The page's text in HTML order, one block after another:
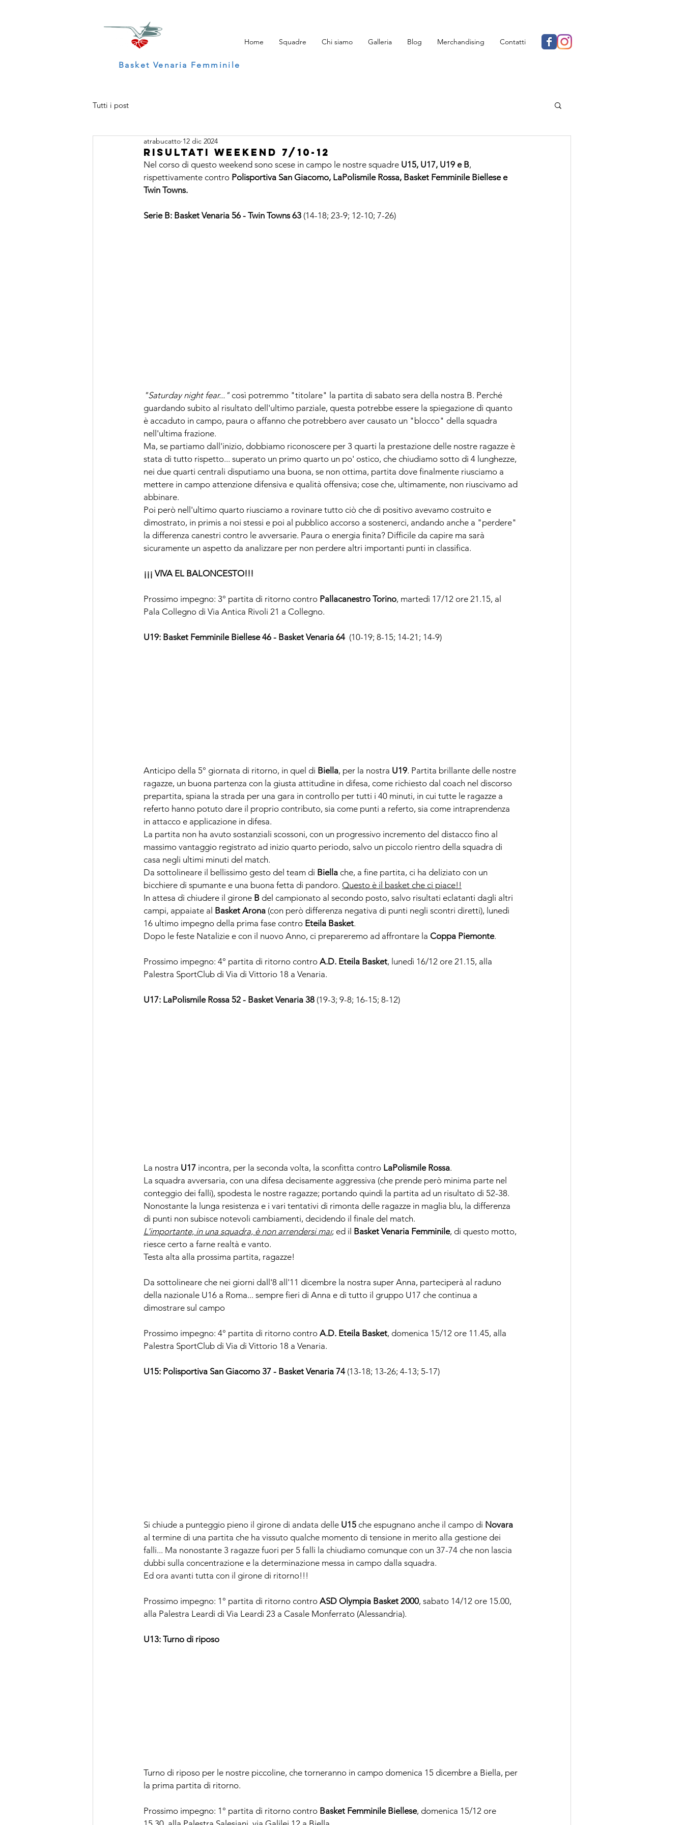
Home Squadre Chi siamo Galleria Blog Merchandising Contatti
Basket Venaria Femminile
Tutti i post
Risultati Weekend 7/10-12
atrabucatto 12 dic 2024
Nel corso di questo weekend sono scese in campo le nostre squadre U15, U17, U19 e B,
rispettivamente contro Polisportiva San Giacomo, LaPolismile Rossa, Basket Femminile Biellese e
Twin Towns.
Serie B: Basket Venaria 56 - Twin Towns 63 (14-18; 23-9; 12-10; 7-26)
"Saturday night fear..." così potremmo "titolare" la partita di sabato sera della nostra B. Perché
guardando subito al risultato dell'ultimo parziale, questa potrebbe essere la spiegazione di quanto
è accaduto in campo, paura o affanno che potrebbero aver causato un "blocco" della squadra
nell'ultima frazione.
Ma, se partiamo dall'inizio, dobbiamo riconoscere per 3 quarti la prestazione delle nostre ragazze è
stata di tutto rispetto... superato un primo quarto un po' ostico, che chiudiamo sotto di 4 lunghezze,
nei due quarti centrali disputiamo una buona, se non ottima, partita dove finalmente riusciamo a
mettere in campo attenzione difensiva e qualità offensiva; cose che, ultimamente, non riuscivamo ad
abbinare.
Poi però nell'ultimo quarto riusciamo a rovinare tutto ciò che di positivo avevamo costruito e
dimostrato, in primis a noi stessi e poi al pubblico accorso a sostenerci, andando anche a "perdere"
la differenza canestri contro le avversarie. Paura o energia finita? Difficile da capire ma sarà
sicuramente un aspetto da analizzare per non perdere altri importanti punti in classifica.
¡¡¡ VIVA EL BALONCESTO!!!
Prossimo impegno: 3° partita di ritorno contro Pallacanestro Torino, martedì 17/12 ore 21.15, al
Pala Collegno di Via Antica Rivoli 21 a Collegno.
U19: Basket Femminile Biellese 46 - Basket Venaria 64 (10-19; 8-15; 14-21; 14-9)
Anticipo della 5° giornata di ritorno, in quel di Biella, per la nostra U19. Partita brillante delle nostre
ragazze, un buona partenza con la giusta attitudine in difesa, come richiesto dal coach nel discorso
prepartita, spiana la strada per una gara in controllo per tutti i 40 minuti, in cui tutte le ragazze a
referto hanno potuto dare il proprio contributo, sia come punti a referto, sia come intraprendenza
in attacco e applicazione in difesa.
La partita non ha avuto sostanziali scossoni, con un progressivo incremento del distacco fino al
massimo vantaggio registrato ad inizio quarto periodo, salvo un piccolo rientro della squadra di
casa negli ultimi minuti del match.
Da sottolineare il bellissimo gesto del team di Biella che, a fine partita, ci ha deliziato con un
bicchiere di spumante e una buona fetta di pandoro. Questo è il basket che ci piace!!
In attesa di chiudere il girone B del campionato al secondo posto, salvo risultati eclatanti dagli altri
campi, appaiate al Basket Arona (con però differenza negativa di punti negli scontri diretti), lunedì
16 ultimo impegno della prima fase contro Eteila Basket.
Dopo le feste Natalizie e con il nuovo Anno, ci prepareremo ad affrontare la Coppa Piemonte.
Prossimo impegno: 4° partita di ritorno contro A.D. Eteila Basket, lunedì 16/12 ore 21.15, alla
Palestra SportClub di Via di Vittorio 18 a Venaria.
U17: LaPolismile Rossa 52 - Basket Venaria 38 (19-3; 9-8; 16-15; 8-12)
La nostra U17 incontra, per la seconda volta, la sconfitta contro LaPolismile Rossa.
La squadra avversaria, con una difesa decisamente aggressiva (che prende però minima parte nel
conteggio dei falli), spodesta le nostre ragazze; portando quindi la partita ad un risultato di 52-38.
Nonostante la lunga resistenza e i vari tentativi di rimonta delle ragazze in maglia blu, la differenza
di punti non subisce notevoli cambiamenti, decidendo il finale del match.
L'importante, in una squadra, è non arrendersi mai; ed il Basket Venaria Femminile, di questo motto,
riesce certo a farne realtà e vanto.
Testa alta alla prossima partita, ragazze!
Da sottolineare che nei giorni dall'8 all'11 dicembre la nostra super Anna, parteciperà al raduno
della nazionale U16 a Roma... sempre fieri di Anna e di tutto il gruppo U17 che continua a
dimostrare sul campo
Prossimo impegno: 4° partita di ritorno contro A.D. Eteila Basket, domenica 15/12 ore 11.45, alla
Palestra SportClub di Via di Vittorio 18 a Venaria.
U15: Polisportiva San Giacomo 37 - Basket Venaria 74 (13-18; 13-26; 4-13; 5-17)
Si chiude a punteggio pieno il girone di andata delle U15 che espugnano anche il campo di Novara
al termine di una partita che ha vissuto qualche momento di tensione in merito alla gestione dei
falli... Ma nonostante 3 ragazze fuori per 5 falli la chiudiamo comunque con un 37-74 che non lascia
dubbi sulla concentrazione e la determinazione messa in campo dalla squadra.
Ed ora avanti tutta con il girone di ritorno!!!
Prossimo impegno: 1° partita di ritorno contro ASD Olympia Basket 2000, sabato 14/12 ore 15.00,
alla Palestra Leardi di Via Leardi 23 a Casale Monferrato (Alessandria).
U13: Turno di riposo
Turno di riposo per le nostre piccoline, che torneranno in campo domenica 15 dicembre a Biella, per
la prima partita di ritorno.
Prossimo impegno: 1° partita di ritorno contro Basket Femminile Biellese, domenica 15/12 ore